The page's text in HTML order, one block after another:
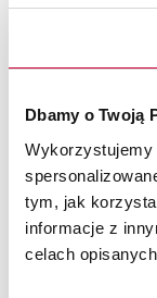
Dbamy o Twoją
Wykorzystujemy
tym, jak
informacje z
celach